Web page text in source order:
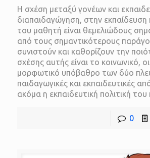
Η σχέση μεταξύ γονέων και
διαπαιδαγώγηση, στην εκπαίδευση
του μαθητή είναι θεμελιώδους
από τους σημαντικότερους
συνιστούν και καθορίζουν την
σχέσης αυτής είναι το κοινωνικό,
μορφωτικό υπόβαθρο των δύο
παιδαγωγικές και εκπαιδευτικές
ακόμα η εκπαιδευτική πολιτική
0